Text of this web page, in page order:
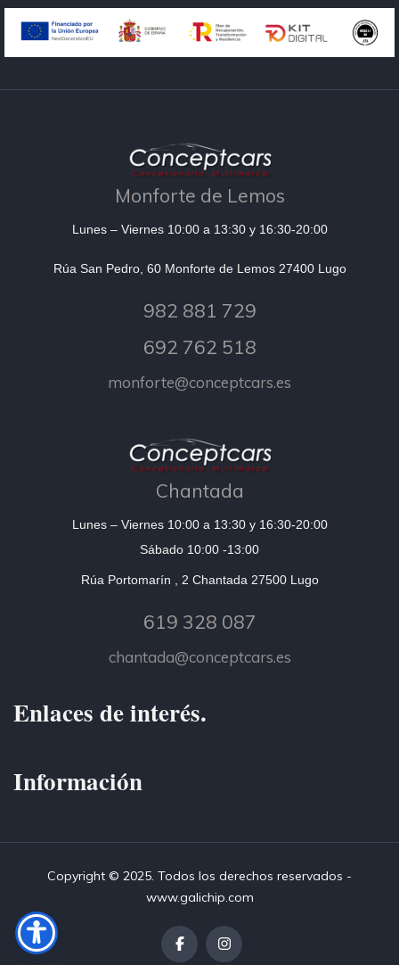
Monforte de Lemos
Lunes – Viernes 10:00 a 13:30 y 16:30-20:00
Rúa San Pedro, 60 Monforte de Lemos 27400 Lugo
982 881 729
692 762 518
monforte@conceptcars.es
Chantada
Lunes – Viernes 10:00 a 13:30 y 16:30-20:00
Sábado 10:00 -13:00
Rúa Portomarín , 2 Chantada 27500 Lugo
619 328 087
chantada@conceptcars.es
Enlaces de interés.
Información
Copyright © 2025. Todos los derechos reservados -
www.galichip.com